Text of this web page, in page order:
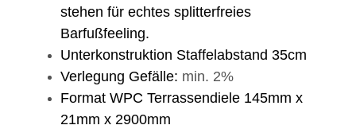
stehen für echtes splitterfreies
Barfußfeeling.
Unterkonstruktion Staffelabstand 35cm
Verlegung Gefälle: min. 2%
Format WPC Terrassendiele 145mm x
21mm x 2900mm